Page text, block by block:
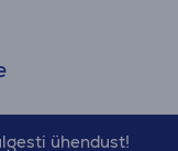
Nende
analüüsi ja
ühendust!